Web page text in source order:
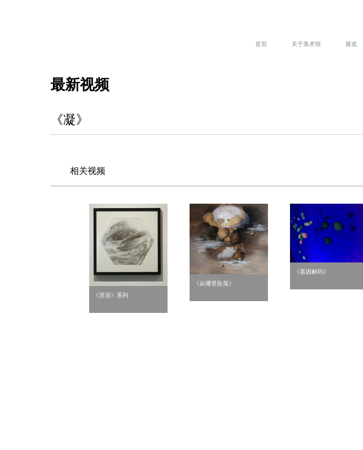
首页 关于美术馆 展览
最新视频
《凝》
相关视频
《灵语》系列
《从哪里坠落》
《基因解码》